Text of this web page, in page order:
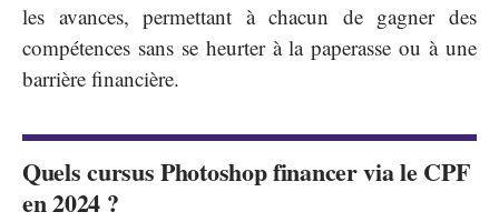
les avances, permettant à chacun de gagner des
compétences sans se heurter à la paperasse ou à une
barrière financière.
Quels cursus Photoshop financer via le CPF
en 2024 ?